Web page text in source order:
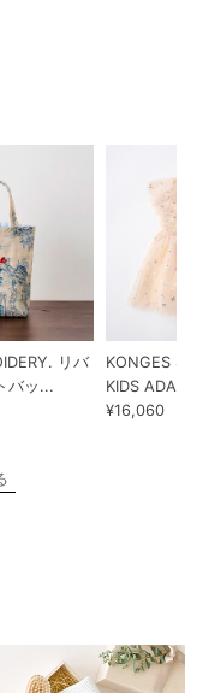
リバ
バッ...
KONGES
KIDS ADA...
¥16,060